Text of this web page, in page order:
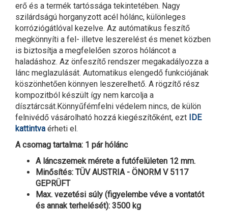
erő és a termék tartóssága tekintetében. Nagy
szilárdságú horganyzott acél hólánc, különleges
korróziógátlóval kezelve. Az autómatikus feszítő
megkönnyíti a fel- illetve leszerelést és menet közben
is biztosítja a megfelelően szoros hóláncot a
haladáshoz. Az önfeszítő rendszer megakadályozza a
lánc meglazulását. Automatikus elengedő funkciójának
köszönhetően könnyen leszerelhető. A rögzítő rész
kompozitból készült így nem karcolja a
dísztárcsát.Könnyűfémfelni védelem nincs, de külön
felnivédő vásárolható hozzá kiegészítőként, ezt IDE
kattintva érheti el.
A csomag tartalma: 1 pár hólánc
A láncszemek mérete a futófelületen 12 mm.
Minősítés: TÜV AUSTRIA - ÖNORM V 5117
GEPRÜFT
Max. vezetési súly (figyelembe véve a vontatót
és annak terhelését): 3500 kg